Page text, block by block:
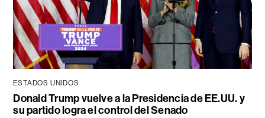
ESTADOS UNIDOS
Donald Trump vuelve a la Presidencia de EE.UU. y
su partido logra el control del Senado